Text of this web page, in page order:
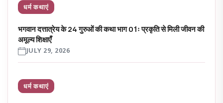
धर्म कथाएं
भगवान दत्तात्रेय के 24 गुरुओं की कथा भाग 01ः प्रकृति से मिली जीवन की
अमूल्य शिक्षाएँ
JULY 29, 2026
धर्म कथाएं